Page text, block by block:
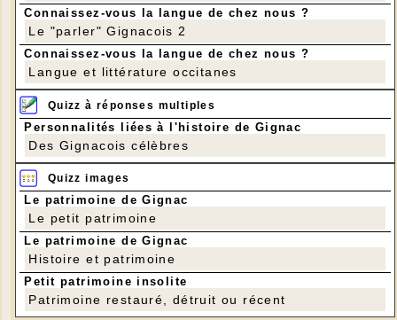
Connaissez-vous la langue de chez nous ?
Le "parler" Gignacois 2
Connaissez-vous la langue de chez nous ?
Langue et littérature occitanes
Quizz à réponses multiples
Personnalités liées à l'histoire de Gignac
Des Gignacois célèbres
Quizz images
Le patrimoine de Gignac
Le petit patrimoine
Le patrimoine de Gignac
Histoire et patrimoine
Petit patrimoine insolite
Patrimoine restauré, détruit ou récent